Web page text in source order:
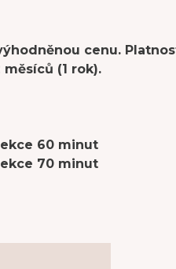
cenu.
(1 rok).
60 minut
70 minut